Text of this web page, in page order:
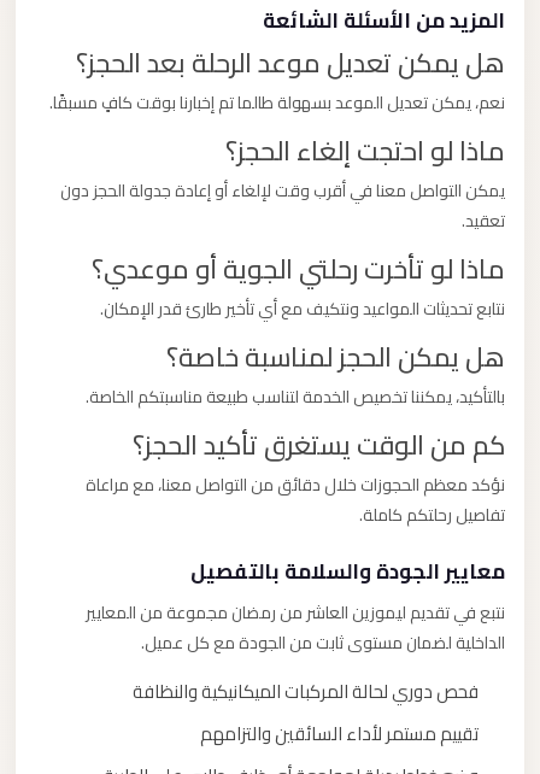
المزيد من الأسئلة الشائعة
هل يمكن تعديل موعد الرحلة بعد الحجز؟
نعم، يمكن تعديل الموعد بسهولة طالما تم إخبارنا بوقت كافٍ مسبقًا.
ماذا لو احتجت إلغاء الحجز؟
يمكن التواصل معنا في أقرب وقت لإلغاء أو إعادة جدولة الحجز دون
تعقيد.
ماذا لو تأخرت رحلتي الجوية أو موعدي؟
نتابع تحديثات المواعيد ونتكيف مع أي تأخير طارئ قدر الإمكان.
هل يمكن الحجز لمناسبة خاصة؟
بالتأكيد، يمكننا تخصيص الخدمة لتناسب طبيعة مناسبتكم الخاصة.
كم من الوقت يستغرق تأكيد الحجز؟
نؤكد معظم الحجوزات خلال دقائق من التواصل معنا، مع مراعاة
تفاصيل رحلتكم كاملة.
معايير الجودة والسلامة بالتفصيل
نتبع في تقديم ليموزين العاشر من رمضان مجموعة من المعايير
الداخلية لضمان مستوى ثابت من الجودة مع كل عميل.
فحص دوري لحالة المركبات الميكانيكية والنظافة
تقييم مستمر لأداء السائقين والتزامهم